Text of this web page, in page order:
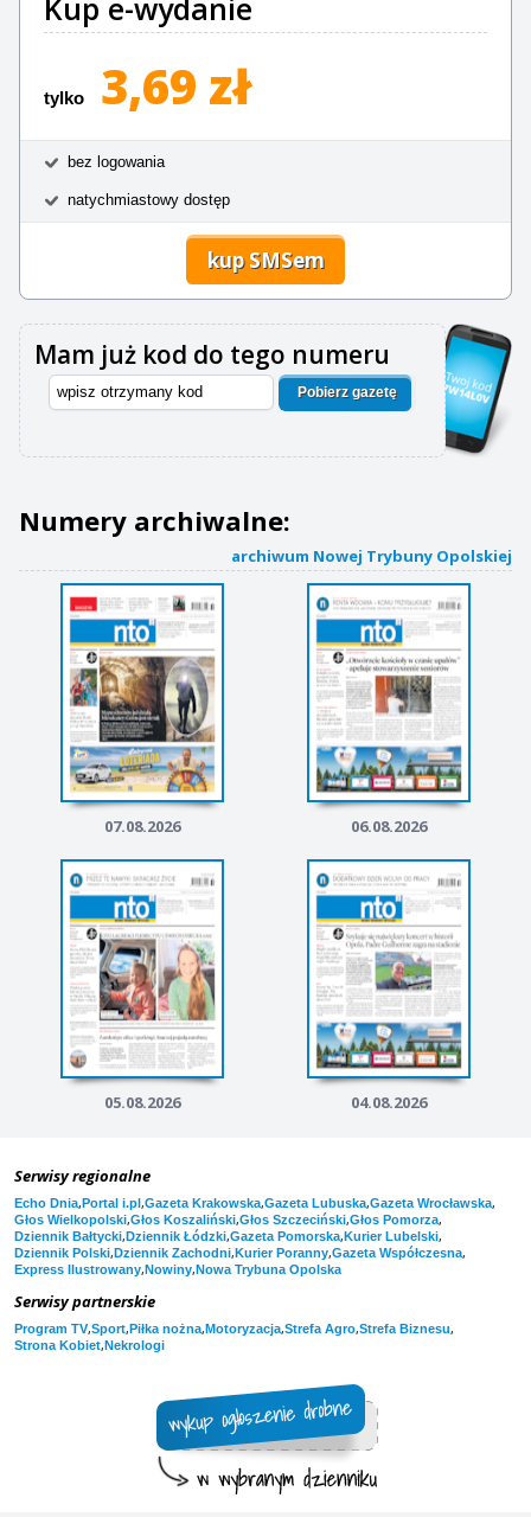
tylko 3,69 zł
bez logowania
natychmiastowy dostęp
kup SMSem
Mam już kod do tego numeru
Pobierz gazetę
Numery archiwalne:
archiwum Nowej Trybuny Opolskiej
07.08.2026 06.08.2026
05.08.2026 04.08.2026
Serwisy regionalne
Echo Dnia,Portal i.pl,Gazeta Krakowska,Gazeta Lubuska,Gazeta Wrocławska,
Głos Wielkopolski,Głos Koszaliński,Głos Szczeciński,Głos Pomorza,
Dziennik Bałtycki,Dziennik Łódzki,Gazeta Pomorska,Kurier Lubelski,
Dziennik Polski,Dziennik Zachodni,Kurier Poranny,Gazeta Współczesna,
Express Ilustrowany,Nowiny,Nowa Trybuna Opolska
Serwisy partnerskie
Program TV,Sport,Piłka nożna,Motoryzacja,Strefa Agro,Strefa Biznesu,
Strona Kobiet,Nekrologi